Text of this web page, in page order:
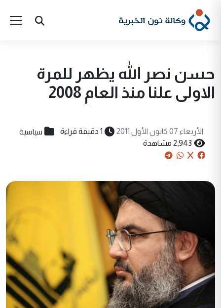
حسن نصر الله يظهر للمرة
الاولى علنا منذ العام 2008
الأربعاء 07 كانون الأول 2011 1 دقيقة قراءة سياسية
2,943 مشاهدة